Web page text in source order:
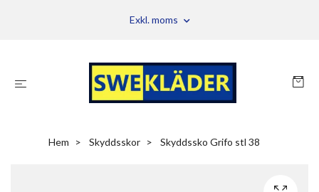
Exkl. moms
Hem Skyddsskor Skyddssko Grifo stl 38